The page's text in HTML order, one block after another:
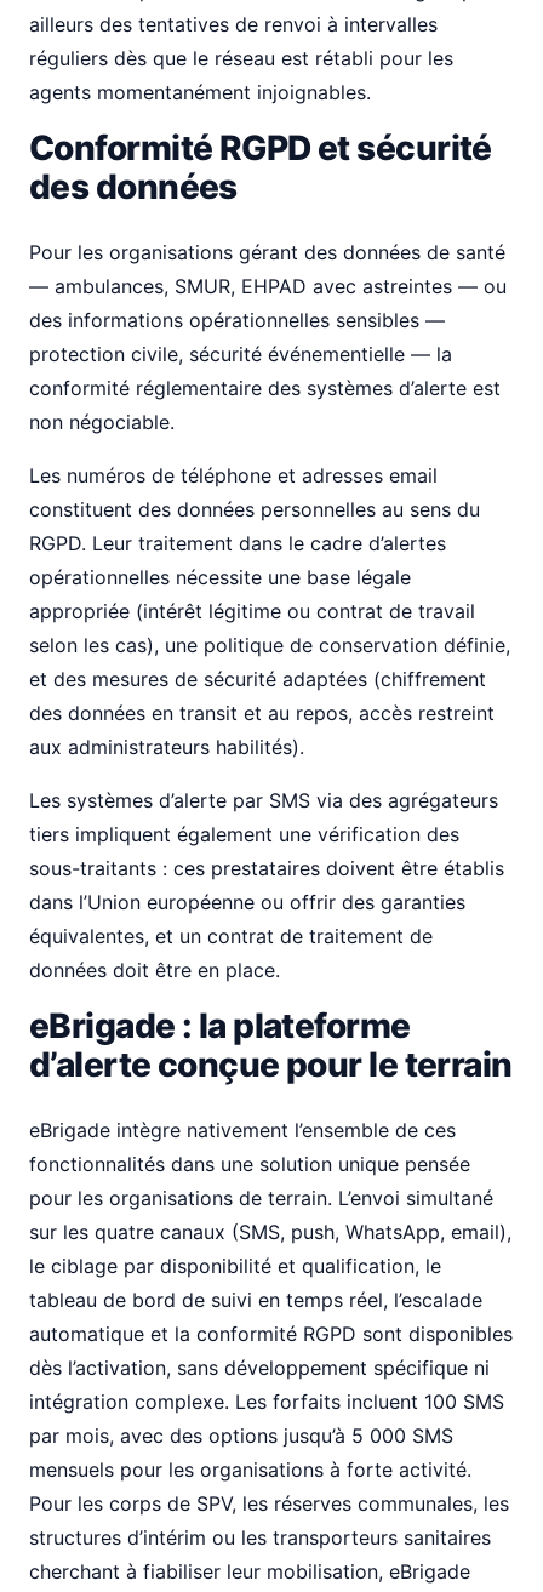
ailleurs des tentatives de renvoi à intervalles
réguliers dès que le réseau est rétabli pour les
agents momentanément injoignables.
Conformité RGPD et sécurité
des données
Pour les organisations gérant des données de santé
— ambulances, SMUR, EHPAD avec astreintes — ou
des informations opérationnelles sensibles —
protection civile, sécurité événementielle — la
conformité réglementaire des systèmes d’alerte est
non négociable.
Les numéros de téléphone et adresses email
constituent des données personnelles au sens du
RGPD. Leur traitement dans le cadre d’alertes
opérationnelles nécessite une base légale
appropriée (intérêt légitime ou contrat de travail
selon les cas), une politique de conservation définie,
et des mesures de sécurité adaptées (chiffrement
des données en transit et au repos, accès restreint
aux administrateurs habilités).
Les systèmes d’alerte par SMS via des agrégateurs
tiers impliquent également une vérification des
sous-traitants : ces prestataires doivent être établis
dans l’Union européenne ou offrir des garanties
équivalentes, et un contrat de traitement de
données doit être en place.
eBrigade : la plateforme
d’alerte conçue pour le terrain
eBrigade intègre nativement l’ensemble de ces
fonctionnalités dans une solution unique pensée
pour les organisations de terrain. L’envoi simultané
sur les quatre canaux (SMS, push, WhatsApp, email),
le ciblage par disponibilité et qualification, le
tableau de bord de suivi en temps réel, l’escalade
automatique et la conformité RGPD sont disponibles
dès l’activation, sans développement spécifique ni
intégration complexe. Les forfaits incluent 100 SMS
par mois, avec des options jusqu’à 5 000 SMS
mensuels pour les organisations à forte activité.
Pour les corps de SPV, les réserves communales, les
structures d’intérim ou les transporteurs sanitaires
cherchant à fiabiliser leur mobilisation, eBrigade